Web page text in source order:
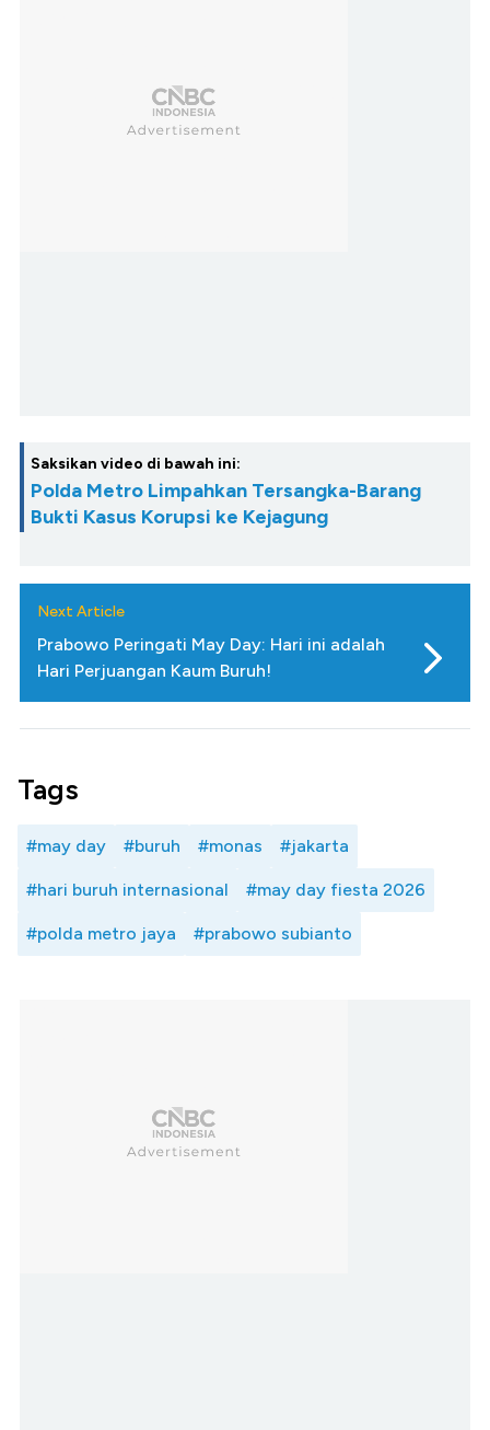
Saksikan video di bawah ini:
Polda Metro Limpahkan Tersangka-Barang
Bukti Kasus Korupsi ke Kejagung
Next Article
Prabowo Peringati May Day: Hari ini adalah
Hari Perjuangan Kaum Buruh!
Tags
#may day #buruh #monas #jakarta
#hari buruh internasional #may day fiesta 2026
#polda metro jaya #prabowo subianto